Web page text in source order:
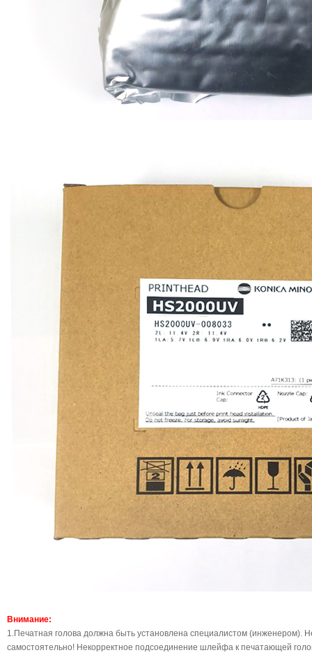
Внимание:
1.Печатная голова должна быть установлена специалистом (инженером).
самостоятельно! Некорректное подсоединение шлейфа к печатающей